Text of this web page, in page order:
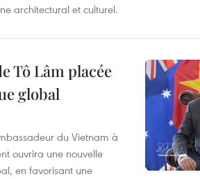
architectural et culturel.
Tô Lâm placée
global
du Vietnam à
ouvrira une nouvelle
en favorisant une